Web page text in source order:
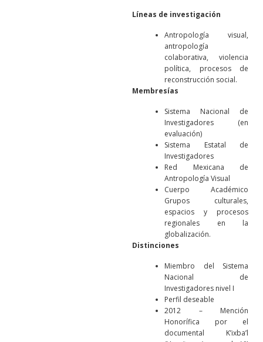
Líneas de investigación
Antropología visual,
antropología
colaborativa, violencia
política, procesos de
reconstrucción social.
Membresías
Sistema Nacional de
Investigadores (en
evaluación)
Sistema Estatal de
Investigadores
Red Mexicana de
Antropología Visual
Cuerpo Académico
Grupos culturales,
espacios y procesos
regionales en la
globalización.
Distinciones
Miembro del Sistema
Nacional de
Investigadores nivel I
Perfil deseable
2012 – Mención
Honorífica por el
documental K’ixba’l